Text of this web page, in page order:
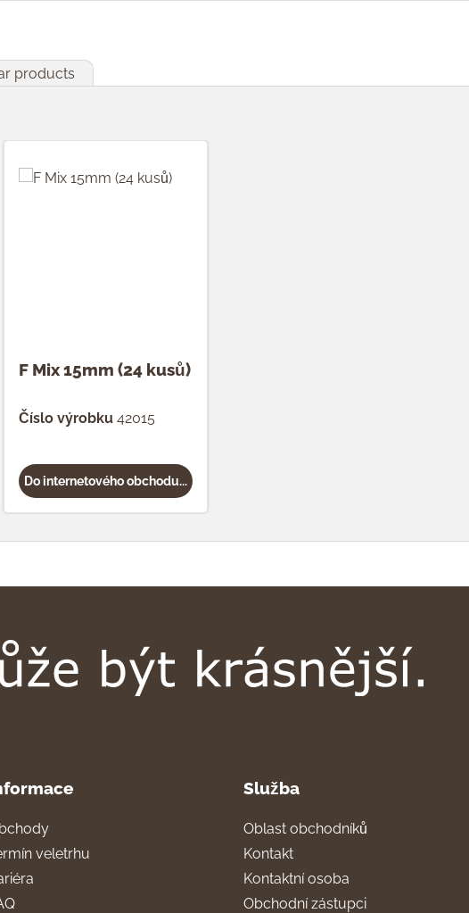
products
F Mix 15mm (24 kusů)
Číslo výrobku42015
Do internetového obchodu...
veletrhu
Služba
Oblast obchodníků
Kontakt
Kontaktní osoba
Obchodní zástupci